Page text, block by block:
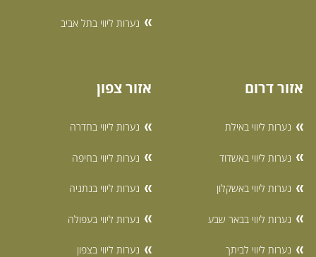
נערות ליווי בתל אביב
אזור דרום
נערות ליווי באילת
נערות ליווי באשדוד
נערות ליווי באשקלון
נערות ליווי בבאר שבע
נערות ליווי לביתך
אזור צפון
נערות ליווי בחדרה
נערות ליווי בחיפה
נערות ליווי בנתניה
נערות ליווי בעפולה
נערות ליווי בצפון